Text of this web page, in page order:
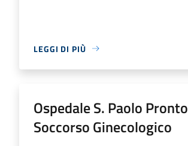
LEGGI DI PIÙ
Ospedale S. Paolo Pronto
Soccorso Ginecologico